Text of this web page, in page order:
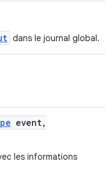
dans le journal global.
event,
les informations